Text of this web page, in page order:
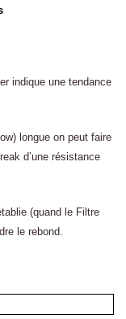
indique une tendance
longue on peut faire
d’une résistance
(quand le Filtre
le rebond.